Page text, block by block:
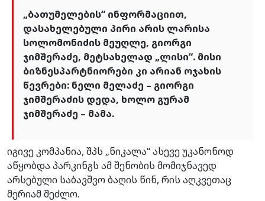
„ბათუმელების“ ინფორმაციით,
დასახელებული პირი არის ლარისა
სოლომონიძის მეუღლე, გიორგი
ჯიმშერაძე, მეტსახელად „ლისი“. მისი
ბიზნესპარტნიორები კი არიან ოჯახის
წევრები: ნელი მელაძე – გიორგი
ჯიმშერაძის დედა, ხოლო გურამ
ჯიმშერაძე – მამა.
იგივე კომპანია, შპს „ნიკალა“ ასევე უკანონოდ
აწყობდა პარკინგს ამ შენობის მომიჯნავედ
არსებული საბავშვო ბაღის წინ, რის აღკვეთაც
მერიამ შეძლო.